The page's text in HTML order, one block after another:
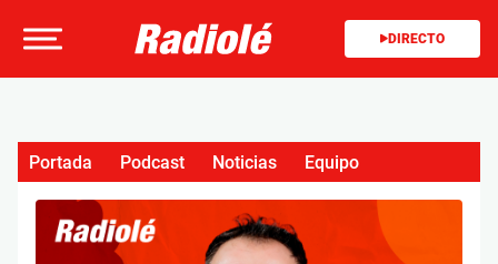
DIRECTO
Portada Podcast Noticias Equipo